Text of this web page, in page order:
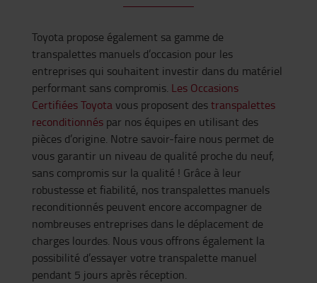
Toyota propose également sa gamme de
transpalettes manuels d’occasion pour les
entreprises qui souhaitent investir dans du matériel
performant sans compromis. Les Occasions
Certifiées Toyotavous proposent destranspalettes
reconditionnés par nos équipes en utilisant des
pièces d’origine. Notre savoir-faire nous permet de
vous garantir un niveau de qualité proche du neuf,
sans compromis sur la qualité ! Grâce à leur
robustesse et fiabilité, nos transpalettes manuels
reconditionnés peuvent encore accompagner de
nombreuses entreprises dans le déplacement de
charges lourdes. Nous vous offrons également la
possibilité d’essayer votre transpalette manuel
pendant 5 jours après réception.